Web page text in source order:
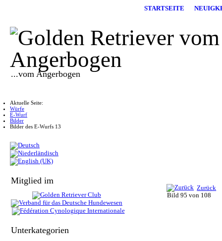
...vom Angerbogen
STARTSEITE
Aktuelle Seite:
Würfe
E-Wurf
Bilder
Bilder des E-Wurfs 13
Mitglied im
Unterkategorien
Zurück
Bild 95 von 108